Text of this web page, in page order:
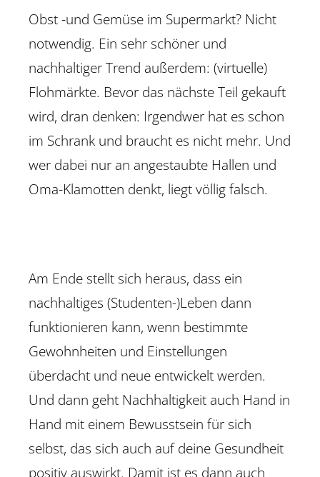
Obst -und Gemüse im Supermarkt? Nicht
notwendig. Ein sehr schöner und
nachhaltiger Trend außerdem: (virtuelle)
Flohmärkte. Bevor das nächste Teil gekauft
wird, dran denken: Irgendwer hat es schon
im Schrank und braucht es nicht mehr. Und
wer dabei nur an angestaubte Hallen und
Oma-Klamotten denkt, liegt völlig falsch.
Am Ende stellt sich heraus, dass ein
nachhaltiges (Studenten-)Leben dann
funktionieren kann, wenn bestimmte
Gewohnheiten und Einstellungen
überdacht und neue entwickelt werden.
Und dann geht Nachhaltigkeit auch Hand in
Hand mit einem Bewusstsein für sich
selbst, das sich auch auf deine Gesundheit
positiv auswirkt. Damit ist es dann auch